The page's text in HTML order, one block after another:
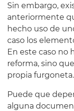
Sin embargo,
anteriormente
hecho uso de
caso los
En este caso no
reforma, sino
propia furgoneta.
Puede que
alguna